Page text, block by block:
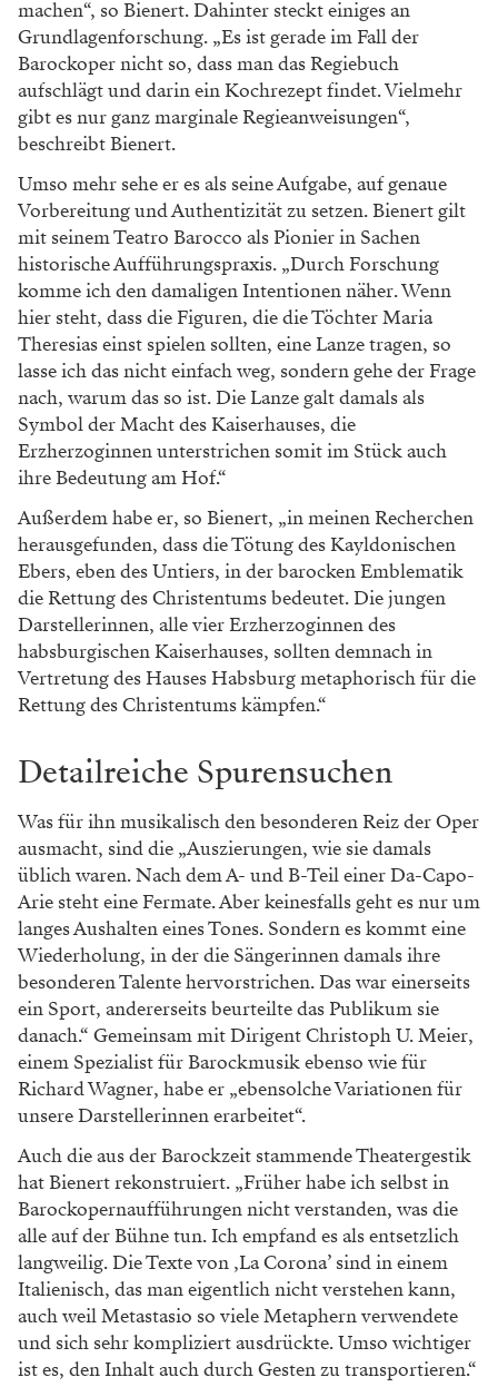
machen“, so Bienert. Dahinter steckt einiges an
Grundlagenforschung. „Es ist gerade im Fall der
Barockoper nicht so, dass man das Regiebuch
aufschlägt und darin ein Kochrezept findet. Vielmehr
gibt es nur ganz marginale Regieanweisungen“,
beschreibt Bienert.
Umso mehr sehe er es als seine Aufgabe, auf genaue
Vorbereitung und Authentizität zu setzen. Bienert gilt
mit seinem Teatro Barocco als Pionier in Sachen
historische Aufführungspraxis. „Durch Forschung
komme ich den damaligen Intentionen näher. Wenn
hier steht, dass die Figuren, die die Töchter Maria
Theresias einst spielen sollten, eine Lanze tragen, so
lasse ich das nicht einfach weg, sondern gehe der Frage
nach, warum das so ist. Die Lanze galt damals als
Symbol der Macht des Kaiserhauses, die
Erzherzoginnen unterstrichen somit im Stück auch
ihre Bedeutung am Hof.“
Außerdem habe er, so Bienert, „in meinen Recherchen
herausgefunden, dass die Tötung des Kayldonischen
Ebers, eben des Untiers, in der barocken Emblematik
die Rettung des Christentums bedeutet. Die jungen
Darstellerinnen, alle vier Erzherzoginnen des
habsburgischen Kaiserhauses, sollten demnach in
Vertretung des Hauses Habsburg metaphorisch für die
Rettung des Christentums kämpfen.“
Detailreiche Spurensuchen
Was für ihn musikalisch den besonderen Reiz der Oper
ausmacht, sind die „Auszierungen, wie sie damals
üblich waren. Nach dem A- und B-Teil einer Da-Capo-
Arie steht eine Fermate. Aber keinesfalls geht es nur um
langes Aushalten eines Tones. Sondern es kommt eine
Wiederholung, in der die Sängerinnen damals ihre
besonderen Talente hervorstrichen. Das war einerseits
ein Sport, andererseits beurteilte das Publikum sie
danach.“ Gemeinsam mit Dirigent Christoph U. Meier,
einem Spezialist für Barockmusik ebenso wie für
Richard Wagner, habe er „ebensolche Variationen für
unsere Darstellerinnen erarbeitet“.
Auch die aus der Barockzeit stammende Theatergestik
hat Bienert rekonstruiert. „Früher habe ich selbst in
Barockopernaufführungen nicht verstanden, was die
alle auf der Bühne tun. Ich empfand es als entsetzlich
langweilig. Die Texte von ‚La Corona’ sind in einem
Italienisch, das man eigentlich nicht verstehen kann,
auch weil Metastasio so viele Metaphern verwendete
und sich sehr kompliziert ausdrückte. Umso wichtiger
ist es, den Inhalt auch durch Gesten zu transportieren.“